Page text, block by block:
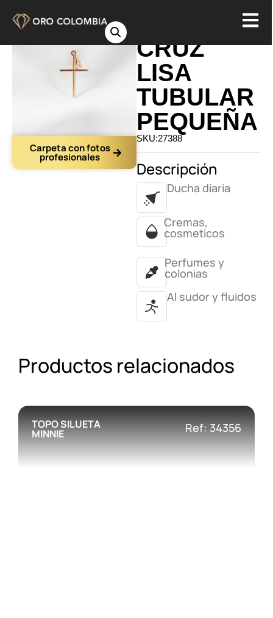
Carpeta con fotos
profesionales
CRUZ
LISA
TUBULAR
PEQUEÑA
SKU:27388
Descripción
Ducha diaria
Cremas,
cosmeticos
Perfumes y
colonias
Al sudor y fluidos
Productos relacionados
TOPO SILUETA
MINNIE Ref: 34356